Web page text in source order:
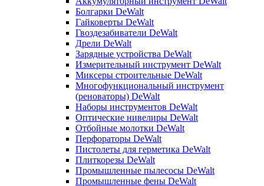
Болгарки DeWalt
Гайковерты DeWalt
Гвоздезабиватели DeWalt
Дрели DeWalt
Зарядные устройства DeWalt
Измерительный инструмент DeWalt
Миксеры строительные DeWalt
Многофункциональный инструмент
(реноваторы) DeWalt
Наборы инструментов DeWalt
Оптические нивелиры DeWalt
Отбойные молотки DeWalt
Перфораторы DeWalt
Пистолеты для герметика DeWalt
Плиткорезы DeWalt
Промышленные пылесосы DeWalt
Промышленные фены DeWalt